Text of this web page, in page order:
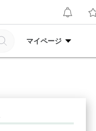
マイページ